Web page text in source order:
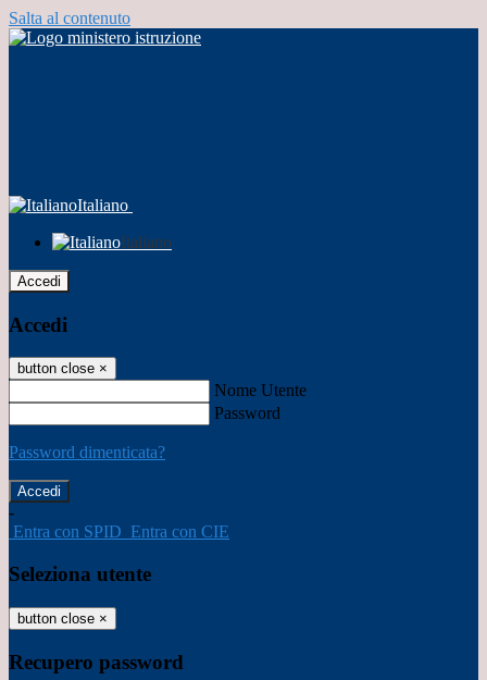
Salta al contenuto
Italiano
Italiano
Accedi
Accedi
button close ×
Nome Utente
Password
Password dimenticata?
-
Entra con SPID Entra con CIE
Seleziona utente
button close ×
Recupero password